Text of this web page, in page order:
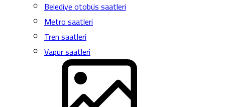
Belediye otobüs saatleri
Metro saatleri
Tren saatleri
Vapur saatleri